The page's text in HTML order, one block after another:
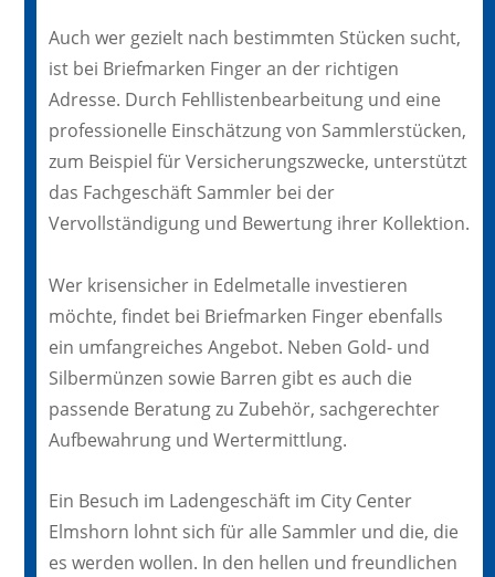
Auch wer gezielt nach bestimmten Stücken sucht,
ist bei Briefmarken Finger an der richtigen
Adresse. Durch Fehllistenbearbeitung und eine
professionelle Einschätzung von Sammlerstücken,
zum Beispiel für Versicherungszwecke, unterstützt
das Fachgeschäft Sammler bei der
Vervollständigung und Bewertung ihrer Kollektion.
Wer krisensicher in Edelmetalle investieren
möchte, findet bei Briefmarken Finger ebenfalls
ein umfangreiches Angebot. Neben Gold- und
Silbermünzen sowie Barren gibt es auch die
passende Beratung zu Zubehör, sachgerechter
Aufbewahrung und Wertermittlung.
Ein Besuch im Ladengeschäft im City Center
Elmshorn lohnt sich für alle Sammler und die, die
es werden wollen. In den hellen und freundlichen